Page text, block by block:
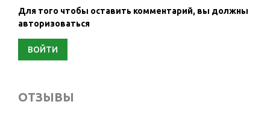
Для того чтобы оставить комментарий, вы должны
авторизоваться
ВОЙТИ
ОТЗЫВЫ